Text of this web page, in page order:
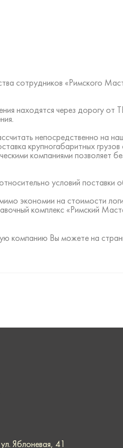
сотрудников «Римского
находятся через дорогу
непосредственно на
крупногабаритных
компаниями
условий
экономии на стоимости
комплекс «Римский
компанию Вы можете на
Яблоневая, 41